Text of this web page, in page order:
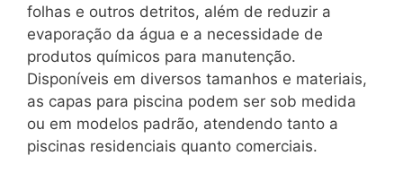
folhas e outros detritos, além de reduzir a
evaporação da água e a necessidade de
produtos químicos para manutenção.
Disponíveis em diversos tamanhos e materiais,
as capas para piscina podem ser sob medida
ou em modelos padrão, atendendo tanto a
piscinas residenciais quanto comerciais.